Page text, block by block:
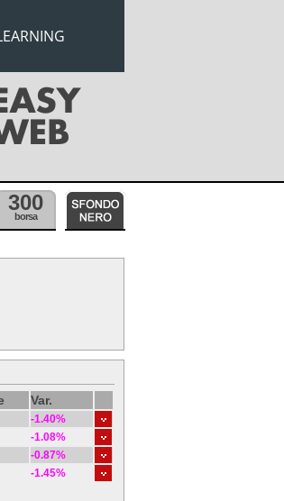
300
borsa
Var.
-1.40%
-1.08%
-0.87%
-1.45%